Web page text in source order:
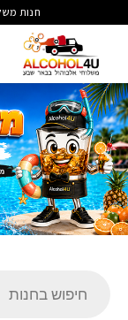
חנות